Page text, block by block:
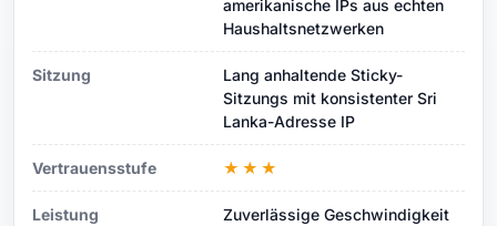
amerikanische IPs aus echten
Haushaltsnetzwerken
Sitzung
Lang anhaltende Sticky-
Sitzungs mit konsistenter Sri
Lanka-Adresse IP
Vertrauensstufe ★★★
Leistung
Zuverlässige Geschwindigkeit